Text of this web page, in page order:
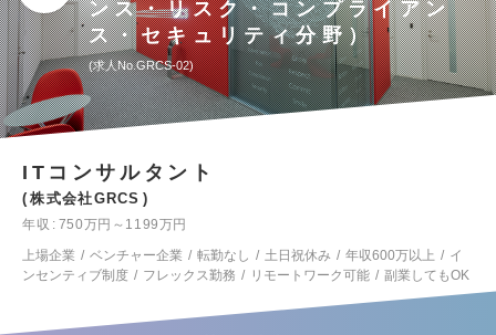
ンス・リスク・コンプライアン
ス・セキュリティ分野）
求人No.GRCS-02
ITコンサルタント
株式会社GRCS
年収
750万円～1199万円
上場企業
ベンチャー企業 転勤なし 土日祝休み 年収600万以上
イ
ンセンティブ制度
フレックス勤務 リモートワーク可能 副業してもOK